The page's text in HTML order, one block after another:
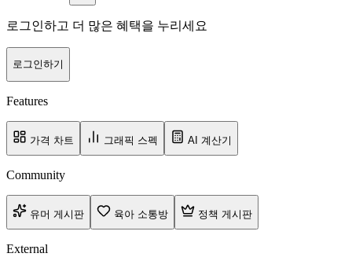
로그인하고 더 많은 혜택을 누리세요
로그인하기
Features
가격 차트 그래픽 스펙 AI 계산기
Community
유머 게시판 육아 소통방 정책 게시판
External